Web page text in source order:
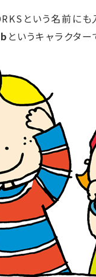
という名前にも
というキャラクター